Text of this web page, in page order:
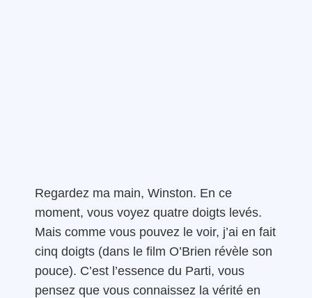
Regardez ma main, Winston. En ce
moment, vous voyez quatre doigts levés.
Mais comme vous pouvez le voir, j’ai en fait
cinq doigts (dans le film O’Brien révèle son
pouce). C’est l’essence du Parti, vous
pensez que vous connaissez la vérité en